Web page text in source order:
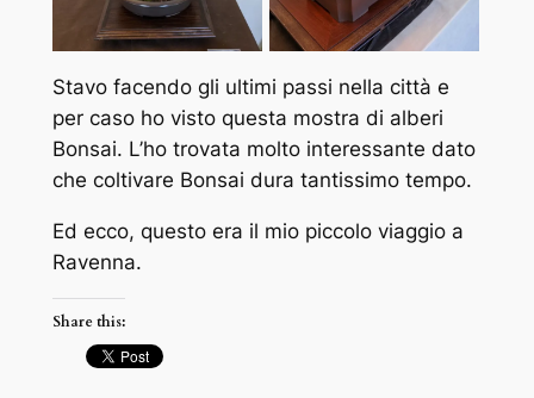
Stavo facendo gli ultimi passi nella città e
per caso ho visto questa mostra di alberi
Bonsai. L’ho trovata molto interessante dato
che coltivare Bonsai dura tantissimo tempo.
Ed ecco, questo era il mio piccolo viaggio a
Ravenna.
Share this: